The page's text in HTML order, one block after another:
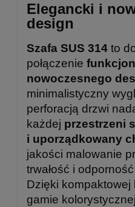
Elegancki i
design
Szafa SUS 314 to
połączenie
nowoczesnego
minimalistyczny
perforacją drzwi
każdej przestrzeni
i uporządkowany
jakości malowanie
trwałość i
Dzięki kompaktowej
gamie